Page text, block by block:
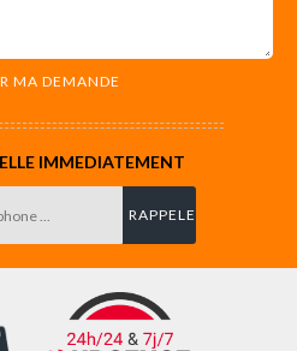
IMMEDIATEMENT